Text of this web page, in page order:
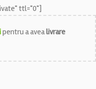
ttl="0"]
pentru a avealivrare